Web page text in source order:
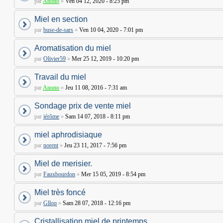
Miel en section
par buse-de-sars » Ven 10 04, 2020 - 7:01 pm
Aromatisation du miel
par Olivier59 » Mer 25 12, 2019 - 10:20 pm
Travail du miel
parAnono » Jeu 11 08, 2016 - 7:31 am
Sondage prix de vente miel
par jérôme » Sam 14 07, 2018 - 8:11 pm
miel aphrodisiaque
par norent » Jeu 23 11, 2017 - 7:56 pm
Miel de merisier.
par Fauxbourdon » Mer 15 05, 2019 - 8:54 pm
Miel très foncé
par Glloq » Sam 28 07, 2018 - 12:16 pm
Cristallisation miel de printemps